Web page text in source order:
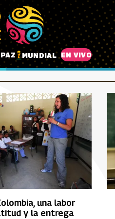
MUNDIAL EN VIVO
una labor
y la entrega